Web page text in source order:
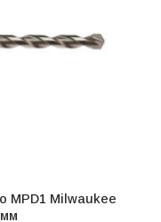
MPD1 Milwaukee